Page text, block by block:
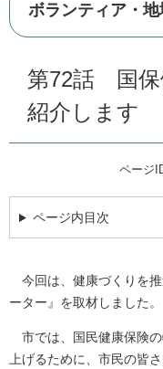
文
ボランティア・
第72話 国保
紹介します
ページ
ページ内目次
今回は、健康づくりを
ーター』を取材しました。
市では、国民健康保険
上げるために、市民の皆